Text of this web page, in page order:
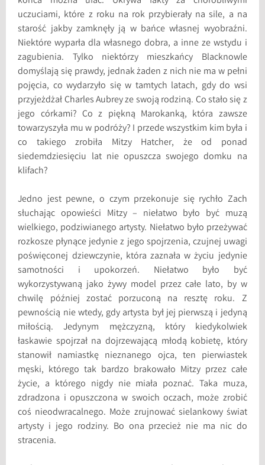
uczuciami, które z roku na rok przybierały na sile, a na
starość jakby zamknęły ją w bańce własnej wyobraźni.
Niektóre wyparła dla własnego dobra, a inne ze wstydu i
zagubienia. Tylko niektórzy mieszkańcy Blacknowle
domyślają się prawdy, jednak żaden z nich nie ma w pełni
pojęcia, co wydarzyło się w tamtych latach, gdy do wsi
przyjeżdżał Charles Aubrey ze swoją rodziną. Co stało się z
jego córkami? Co z piękną Marokanką, która zawsze
towarzyszyła mu w podróży? I przede wszystkim kim była i
co takiego zrobiła Mitzy Hatcher, że od ponad
siedemdziesięciu lat nie opuszcza swojego domku na
klifach?
Jedno jest pewne, o czym przekonuje się rychło Zach
słuchając opowieści Mitzy – niełatwo było być muzą
wielkiego, podziwianego artysty. Niełatwo było przeżywać
rozkosze płynące jedynie z jego spojrzenia, czujnej uwagi
poświęconej dziewczynie, która zaznała w życiu jedynie
samotności i upokorzeń. Niełatwo było być
wykorzystywaną jako żywy model przez całe lato, by w
chwilę później zostać porzuconą na resztę roku. Z
pewnością nie wtedy, gdy artysta był jej pierwszą i jedyną
miłością. Jedynym mężczyzną, który kiedykolwiek
łaskawie spojrzał na dojrzewającą młodą kobietę, który
stanowił namiastkę nieznanego ojca, ten pierwiastek
męski, którego tak bardzo brakowało Mitzy przez całe
życie, a którego nigdy nie miała poznać. Taka muza,
zdradzona i opuszczona w swoich oczach, może zrobić
coś nieodwracalnego. Może zrujnować sielankowy świat
artysty i jego rodziny. Bo ona przecież nie ma nic do
stracenia.